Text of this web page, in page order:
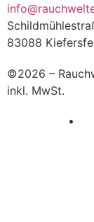
83088
©2026 –
inkl. MwSt.
•